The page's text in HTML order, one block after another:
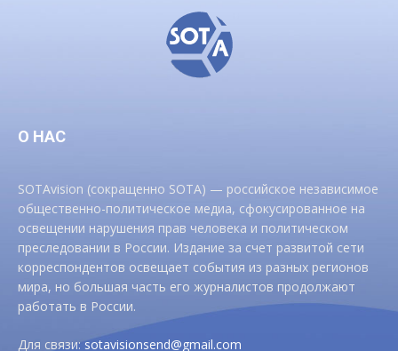
О НАС
SOTAvision (сокращенно SOTA) — российское независимое
общественно-политическое медиа, сфокусированное на
освещении нарушения прав человека и политическом
преследовании в России. Издание за счет развитой сети
корреспондентов освещает события из разных регионов
мира, но большая часть его журналистов продолжают
работать в России.
Для связи:sotavisionsend@gmail.com